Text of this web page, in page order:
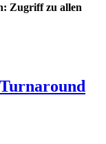
Zugriff zu allen